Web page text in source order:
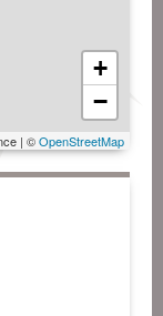
+
−
| ©OpenStreetMap